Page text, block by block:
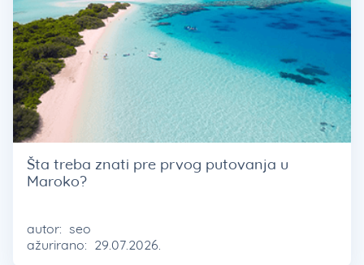
Šta treba znati pre prvog putovanja u
Maroko?
autor: seo
ažurirano: 29.07.2026.